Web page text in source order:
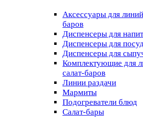
Аксессуары для
баров
Диспенсеры для
Диспенсеры для
Диспенсеры для
Комплектующие для
салат-баров
Линии раздачи
Мармиты
Подогреватели блюд
Салат-бары